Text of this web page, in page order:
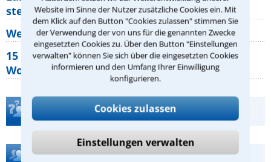
Website im Sinne der Nutzer zusätzliche Cookies ein. Mit
dem Klick auf den Button "Cookies zulassen" stimmen Sie
der Verwendung der von uns für die genannten Zwecke
eingesetzten Cookies zu. Über den Button "Einstellungen
verwalten" können Sie sich über die eingesetzten Cookies
informieren und den Umfang Ihrer Einwilligung
konfigurieren.
Cookies zulassen
Einstellungen verwalten
stehen mir zu?
Wer muss Zweitwohnungssteuer zahlen?
15 elementare Rechte, die jeder
Wohnungseigentümer kennen sollte
Teste Dein Rechtswissen
Hilfe bei Ihrer Anwaltsuche?